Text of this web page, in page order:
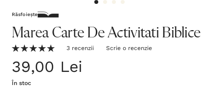
Răsfoiește
Marea Carte De Activitati Biblice
3 recenzii Scrie o recenzie
39,00 Lei
În stoc